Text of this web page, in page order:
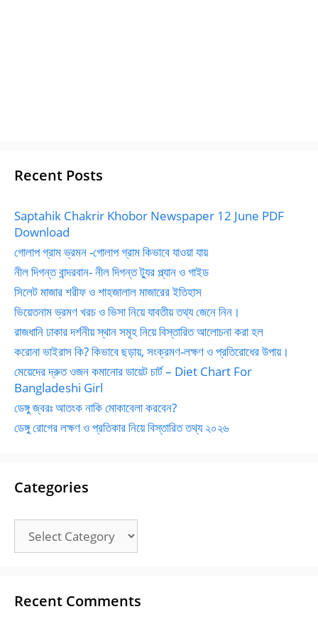
Recent Posts
Saptahik Chakrir Khobor Newspaper 12 June PDF
Download
গোলাপ গ্রাম ভ্রমন -গোলাপ গ্রাম কিভাবে যাওয়া যায়
নীল দিগন্ত বান্দরবান- নীল দিগন্ত ট্যুর প্ল্যান ও গাইড
সিলেট মাজার শরীফ ও শাহজালাল মাজারের ইতিহাস
ভিয়েতনাম ভ্রমণ খরচ ও ভিসা নিয়ে যাবতীয় তথ্য জেনে নিন।
রাজধানি ঢাকার দর্শনীয় স্থান সমূহ নিয়ে বিস্তারিত আলোচনা করা হল
করোনা ভাইরাস কি? কিভাবে ছড়ায়, সংক্রমণ-লক্ষণ ও প্রতিরোধের উপায়।
মেয়েদের দ্রুত ওজন কমানোর ডায়েট চার্ট – Diet Chart For
Bangladeshi Girl
ডেঙ্গু জ্বরঃ আতংক নাকি মোকাবেলা করবেন?
ডেঙ্গু রোগের লক্ষণ ও প্রতিকার নিয়ে বিস্তারিত তথ্য ২০২৬
Categories
Recent Comments